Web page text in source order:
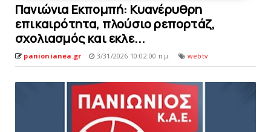
Πανιώνια Εκπομπή: Kυανέρυθρη
επικαιρότητα, πλούσιο ρεπορτάζ,
σχολιασμός και εκλε...
panionianea.gr 3/31/2026 10:02:00 π.μ. webtv